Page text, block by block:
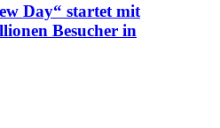
Day“ startet mit
Besucher in